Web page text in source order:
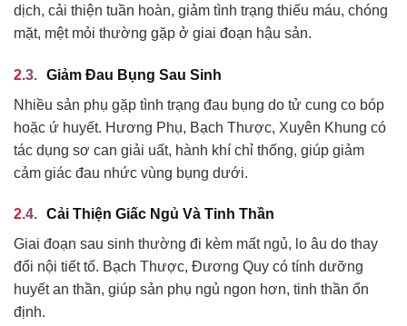
dịch, cải thiện tuần hoàn, giảm tình trạng thiếu máu, chóng
mặt, mệt mỏi thường gặp ở giai đoạn hậu sản.
Giảm Đau Bụng Sau Sinh
Nhiều sản phụ gặp tình trạng đau bụng do tử cung co bóp
hoặc ứ huyết. Hương Phụ, Bạch Thược, Xuyên Khung có
tác dụng sơ can giải uất, hành khí chỉ thống, giúp giảm
cảm giác đau nhức vùng bụng dưới.
Cải Thiện Giấc Ngủ Và Tinh Thần
Giai đoạn sau sinh thường đi kèm mất ngủ, lo âu do thay
đổi nội tiết tố. Bạch Thược, Đương Quy có tính dưỡng
huyết an thần, giúp sản phụ ngủ ngon hơn, tinh thần ổn
định.